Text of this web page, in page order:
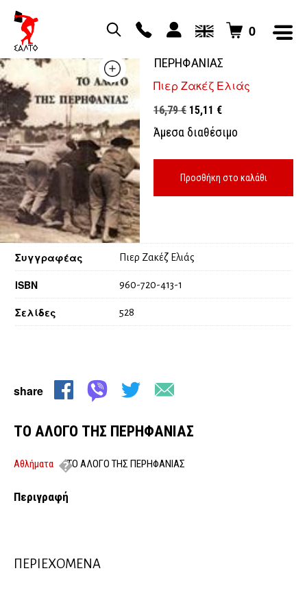
0
ΠΕΡΗΦΑΝΙΑΣ
Πιερ Ζακέζ Ελιάς
16,79€ Original
price
16,79 €.
15,11 €Η
τρέχουσα
τιμή
είναι:
15,11 €.
Άμεσα διαθέσιμο
Προσθήκη στο καλάθι
Συγγραφέας Πιερ Ζακέζ Ελιάς
ISBN 960-720-413-1
Σελίδες 528
share
ΤΟ ΑΛΟΓΟ ΤΗΣ ΠΕΡΗΦΑΝΙΑΣ
Αθλήματα ΤΟ ΑΛΟΓΟ ΤΗΣ ΠΕΡΗΦΑΝΙΑΣ
Περιγραφή
ΠΕΡΙΕΧΟΜΕΝΑ